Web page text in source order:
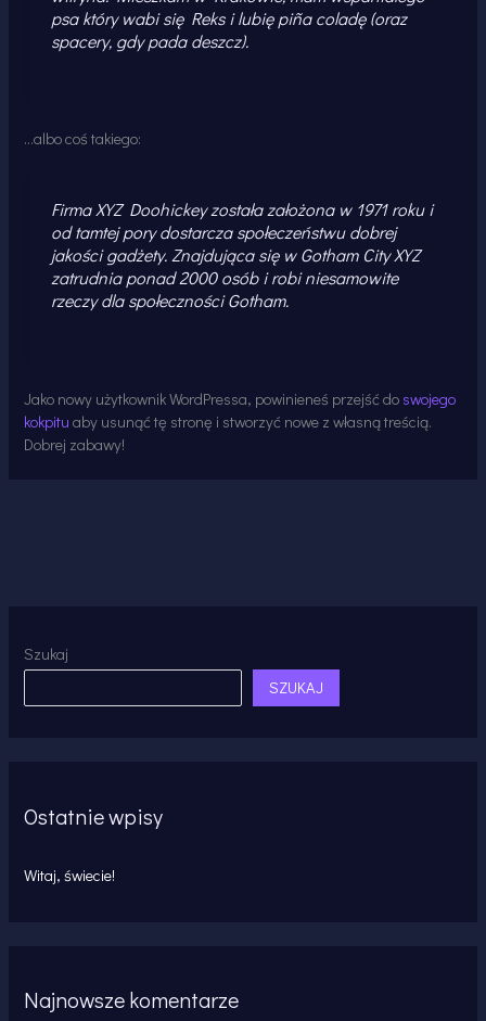
psa który wabi się Reks i lubię piña coladę (oraz
spacery, gdy pada deszcz).
…albo coś takiego:
Firma XYZ Doohickey została założona w 1971 roku i
od tamtej pory dostarcza społeczeństwu dobrej
jakości gadżety. Znajdująca się w Gotham City XYZ
zatrudnia ponad 2000 osób i robi niesamowite
rzeczy dla społeczności Gotham.
Jako nowy użytkownik WordPressa, powinieneś przejść do swojego
kokpitu aby usunąć tę stronę i stworzyć nowe z własną treścią.
Dobrej zabawy!
Szukaj
SZUKAJ
Ostatnie wpisy
Witaj, świecie!
Najnowsze komentarze